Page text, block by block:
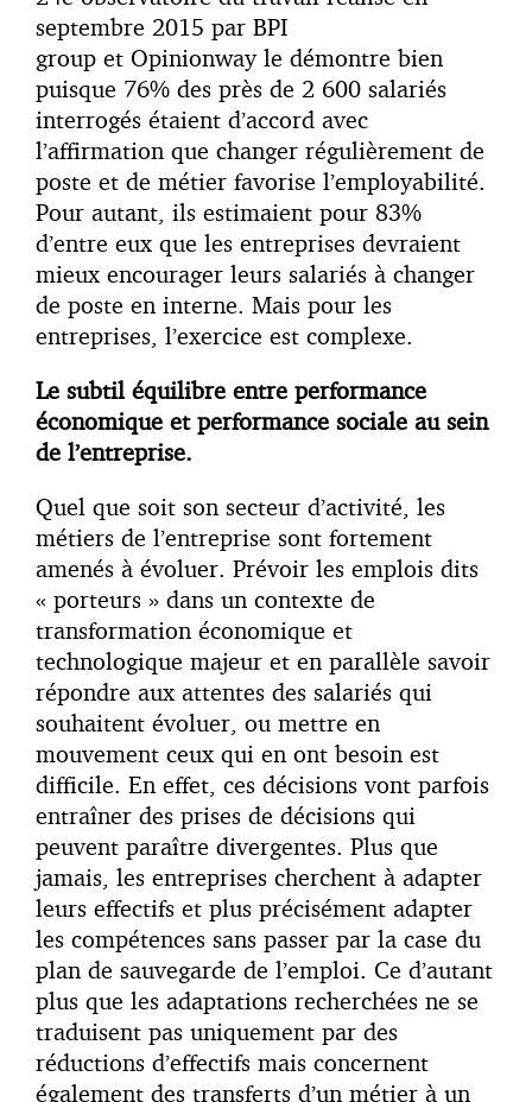
septembre 2015 par BPI
group et Opinionway le démontre bien
puisque 76% des près de 2 600 salariés
interrogés étaient d’accord avec
l’affirmation que changer régulièrement de
poste et de métier favorise l’employabilité.
Pour autant, ils estimaient pour 83%
d’entre eux que les entreprises devraient
mieux encourager leurs salariés à changer
de poste en interne. Mais pour les
entreprises, l’exercice est complexe.
Le subtil équilibre entre performance
économique et performance sociale au sein
de l’entreprise.
Quel que soit son secteur d’activité, les
métiers de l’entreprise sont fortement
amenés à évoluer. Prévoir les emplois dits
« porteurs » dans un contexte de
transformation économique et
technologique majeur et en parallèle savoir
répondre aux attentes des salariés qui
souhaitent évoluer, ou mettre en
mouvement ceux qui en ont besoin est
difficile. En effet, ces décisions vont parfois
entraîner des prises de décisions qui
peuvent paraître divergentes. Plus que
jamais, les entreprises cherchent à adapter
leurs effectifs et plus précisément adapter
les compétences sans passer par la case du
plan de sauvegarde de l’emploi. Ce d’autant
plus que les adaptations recherchées ne se
traduisent pas uniquement par des
réductions d’effectifs mais concernent
également des transferts d’un métier à un